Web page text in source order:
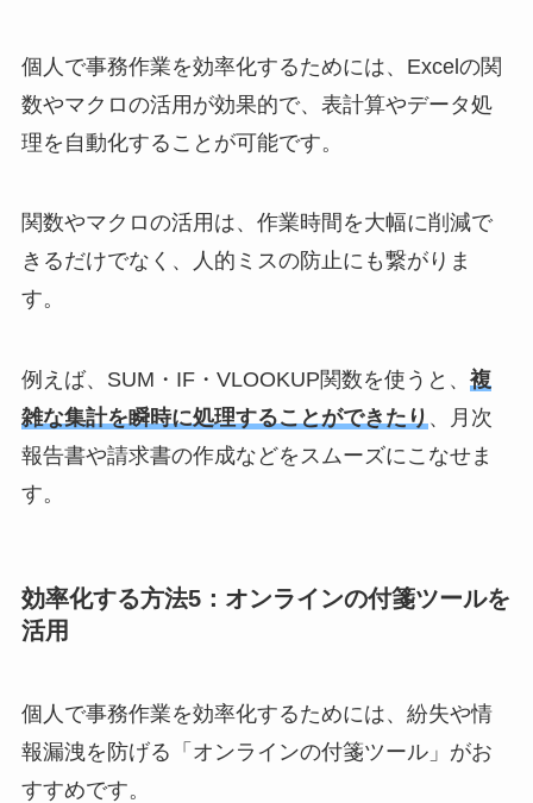
個人で事務作業を効率化するためには、Excelの関
数やマクロの活用が効果的で、表計算やデータ処
理を自動化することが可能です。
関数やマクロの活用は、作業時間を大幅に削減で
きるだけでなく、人的ミスの防止にも繋がりま
す。
例えば、SUM・IF・VLOOKUP関数を使うと、 複
雑な集計を瞬時に処理することができたり、月次
報告書や請求書の作成などをスムーズにこなせま
す。
効率化する方法5：オンラインの付箋ツールを
活用
個人で事務作業を効率化するためには、紛失や情
報漏洩を防げる「オンラインの付箋ツール」がお
すすめです。